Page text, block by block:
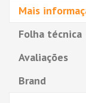
Mais
Folha técnica
Avaliações
Brand